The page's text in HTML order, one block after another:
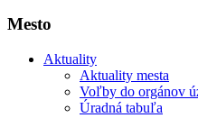
Mesto
Aktuality
Aktuality mesta
Voľby do orgánov
Úradná tabuľa